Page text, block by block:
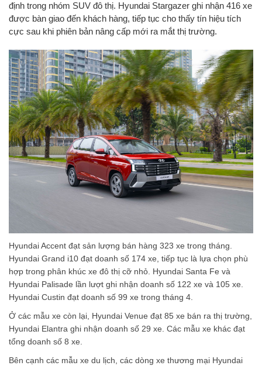
định trong nhóm SUV đô thị. Hyundai Stargazer ghi nhận 416 xe
được bàn giao đến khách hàng, tiếp tục cho thấy tín hiệu tích
cực sau khi phiên bản nâng cấp mới ra mắt thị trường.
Hyundai Accent đạt sản lượng bán hàng 323 xe trong tháng.
Hyundai Grand i10 đạt doanh số 174 xe, tiếp tục là lựa chọn phù
hợp trong phân khúc xe đô thị cỡ nhỏ. Hyundai Santa Fe và
Hyundai Palisade lần lượt ghi nhận doanh số 122 xe và 105 xe.
Hyundai Custin đạt doanh số 99 xe trong tháng 4.
Ở các mẫu xe còn lại, Hyundai Venue đạt 85 xe bán ra thị trường,
Hyundai Elantra ghi nhận doanh số 29 xe. Các mẫu xe khác đạt
tổng doanh số 8 xe.
Bên cạnh các mẫu xe du lịch, các dòng xe thương mại Hyundai